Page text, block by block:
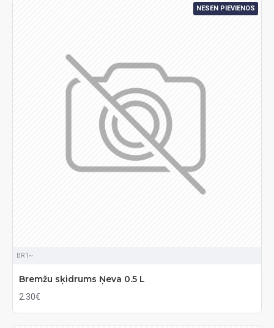
NESEN PIEVIENOS
BR1~
Bremžu sķidrums Ņeva 0.5 L
2.30€